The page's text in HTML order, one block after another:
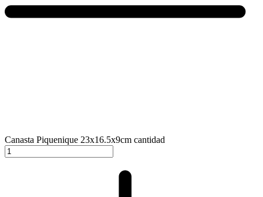
Canasta Piquenique 23x16.5x9cm cantidad